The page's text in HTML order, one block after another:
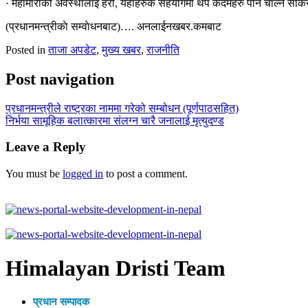
· महामारीको अवस्थालाई हेरी, यहाँहरुकै सहयोगमा थप कदमहरु पनि चाल्न
(प्रधानमन्त्रीकाे सम्वाेधनबाट)…. अनलाईनखबर.कमबाट
Posted inताजा अपडेट,मुख्य खबर,राजनीति
Post navigation
प्रधानमन्त्रीले राष्ट्रका नाममा गरेको सम्बोधन (पूर्णपाठसहित)
निर्भया सामूहिक बलात्कारमा संलग्न चारै जनालाई मृत्युदण्ड
Leave a Reply
You must be logged in to post a comment.
Himalayan Dristi Team
प्रधान सम्पादक